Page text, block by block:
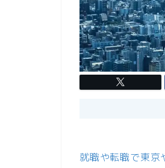
就職や転職で東京